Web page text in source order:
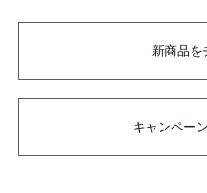
新商品を
キャンペー